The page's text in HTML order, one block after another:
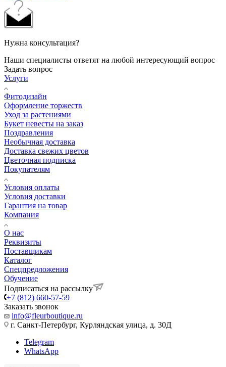
Нужна консультация?
Наши специалисты ответят на любой интересующий вопрос
Задать вопрос
Услуги
Фитодизайн
Оформление торжеств
Уход за растениями
Букет невесты на заказ
Поздравления
Необычная доставка
Доставка свежих цветов
Цветочная подписка
Покупателям
Условия оплаты
Условия доставки
Гарантия на товар
Компания
О нас
Реквизиты
Поставщикам
Каталог
Спецпредложения
Обучение
Подписаться на рассылку
+7 (812) 660-57-59
Заказать звонок
info@fleurboutique.ru
г. Санкт-Петербург, Курляндская улица, д. 30Д
Telegram
WhatsApp